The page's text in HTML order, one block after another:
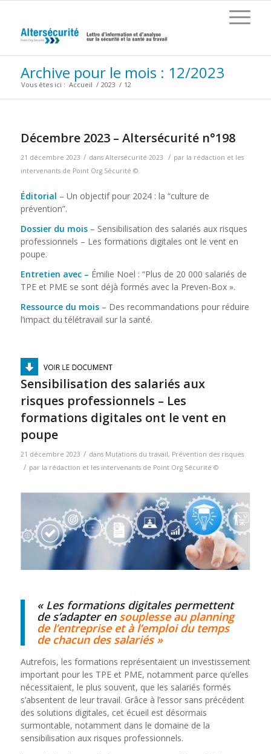
Archive pour le mois : 12/2023
Vous êtes ici : Accueil / 2023 / 12
Décembre 2023 – Altersécurité n°198
21 décembre 2023 / dans Altersécurité 2023 / par la rédaction et les
intervenants de Point Org Sécurité ©
Éditorial – Un objectif pour 2024 : la “culture de
prévention”.
Dossier du mois– Sensibilisation des salariés aux risques
professionnels – Les formations digitales ont le vent en
poupe.
Entretien avec – Émilie Noel : “Plus de 20 000 salariés de
TPE et PME se sont déjà formés avec la Preven-Box ».
Ressource du mois– Des recommandations pour réduire
l’impact du télétravail sur la santé.
Sensibilisation des salariés aux
risques professionnels – Les
formations digitales ont le vent en
poupe
21 décembre 2023 / dans Mutations du travail, Prévention des risques
/ par la rédaction et les intervenants de Point Org Sécurité ©
« Les formations digitales permettent
de s’adapter en souplesse au planning
de l’entreprise et à l’emploi du temps
de chacun des salariés »
Autrefois, les formations représentaient un investissement
important pour les TPE et PME, notamment parce qu’elles
nécessitaient, le plus souvent, que les salariés formés
s’absentent de leur travail. Grâce à l’essor sans précédent
des solutions digitales, cet écueil est désormais
surmontable, notamment dans le domaine de la
sensibilisation aux risques professionnels.